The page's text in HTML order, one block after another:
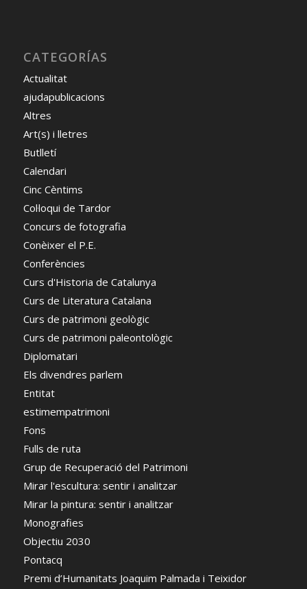
CATEGORÍAS
Actualitat
ajudapublicacions
Altres
Art(s) i lletres
Butlletí
Calendari
Cinc Cèntims
Col·loqui de Tardor
Concurs de fotografia
Conèixer el P.E.
Conferències
Curs d'Historia de Catalunya
Curs de Literatura Catalana
Curs de patrimoni geològic
Curs de patrimoni paleontològic
Diplomatari
Els divendres parlem
Entitat
estimempatrimoni
Fons
Fulls de ruta
Grup de Recuperació del Patrimoni
Mirar l'escultura: sentir i analitzar
Mirar la pintura: sentir i analitzar
Monografies
Objectiu 2030
Pontacq
Premi d’Humanitats Joaquim Palmada i Teixidor